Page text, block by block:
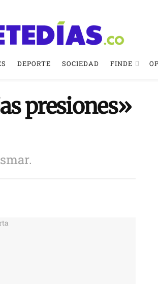
DEPORTE SOCIEDAD FINDE
presiones»